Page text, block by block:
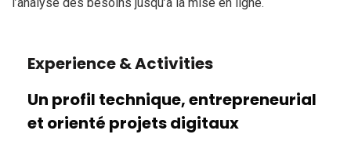
Experience & Activities
Un profil technique, entrepreneurial
et orienté projets digitaux